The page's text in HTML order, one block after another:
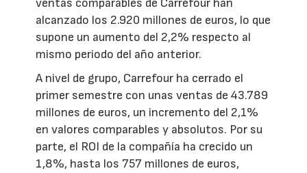
ventas comparables de Carrefour han
alcanzado los 2.920 millones de euros, lo que
supone un aumento del 2,2% respecto al
mismo periodo del año anterior.
A nivel de grupo, Carrefour ha cerrado el
primer semestre con unas ventas de 43.789
millones de euros, un incremento del 2,1%
en valores comparables y absolutos. Por su
parte, el ROI de la compañía ha crecido un
1,8%, hasta los 757 millones de euros,